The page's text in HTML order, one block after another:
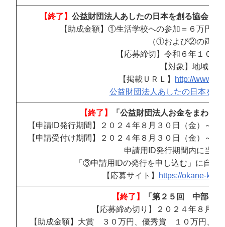
【終了】 公益財団法人あしたの日本を創る協会
【助成金額】①生活学校への参加＝６万円、
（①および②の両方
【応募締切 】令和６年１０月
【対象 】地域活
【掲載ＵＲＬ 】
http://
公益財団法人あしたの日本を創
【終了】
「公益財団法人お金をまわ
【申請ID発行期間】２０２４年８月３０日（金）～
【申請受付け期間】２０２４年８月３０日（金）～
申請用ID発行期間内に当財
「③申請用IDの発行を申し込む」に自団
【応募サイト】
https://okane-
【終了】
「第２５回 中部の
【応募締め切り】２０２４年８月
【助成金額】大賞 ３０万円、優秀賞 １０万円、特